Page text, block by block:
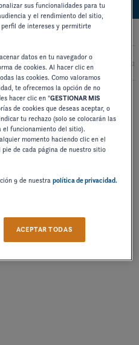
2025 2024
sus funcionalidades para tu
y el rendimiento del sitio,
de intereses y permitirte
datos en tu navegador o
de cookies. Al hacer clic en
las cookies. Como valoramos
te ofrecemos la opción de no
hacer clic en "GESTIONAR MIS
de cookies que deseas aceptar, o
tu rechazo (solo se colocarán las
el funcionamiento del sitio).
momento haciendo clic en el
pie de cada página de nuestro sitio
9 de nuestrapolítica de privacidad.
ACEPTAR TODAS